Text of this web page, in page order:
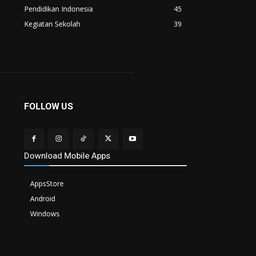
Pendidikan Indonesia
45
Kegiatan Sekolah
39
FOLLOW US
Download Mobile Apps
AppsStore
Android
Windows